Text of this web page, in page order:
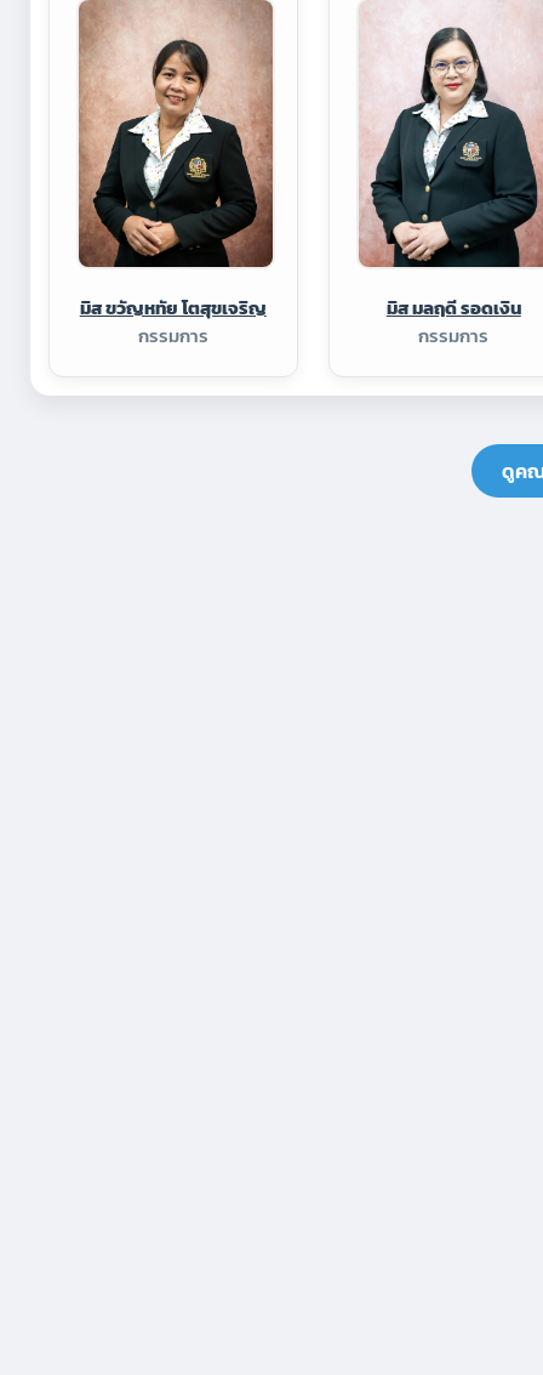
มิส ขวัญหทัย โตสุขเจริญ
กรรมการ
มิส มลฤดี รอดเงิน
กรรมการ
ดูคณ